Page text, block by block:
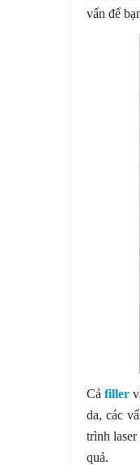
vấn để
Cảfiller
da, các
trình
quả.